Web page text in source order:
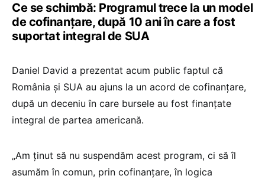
Ce se schimbă: Programul trece la un model
de cofinanțare, după 10 ani în care a fost
suportat integral de SUA
Daniel David a prezentat acum public faptul că
România și SUA au ajuns la un acord de cofinanțare,
după un deceniu în care bursele au fost finanțate
integral de partea americană.
„Am ținut să nu suspendăm acest program, ci să îl
asumăm în comun, prin cofinanțare, în logica